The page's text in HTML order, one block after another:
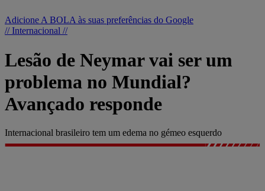
Adicione A BOLA às suas preferências do Google
// Internacional //
Lesão de Neymar vai ser um
problema no Mundial?
Avançado responde
Internacional brasileiro tem um edema no gémeo esquerdo